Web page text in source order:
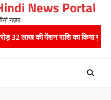
News Portal
नज़र
की पेंशन राशि का किया भुगतान